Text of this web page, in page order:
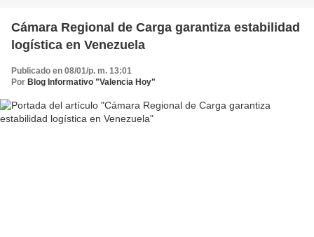
Cámara Regional de Carga garantiza estabilidad
logística en Venezuela
Publicado en 08/01/p. m. 13:01
Por Blog Informativo "Valencia Hoy"